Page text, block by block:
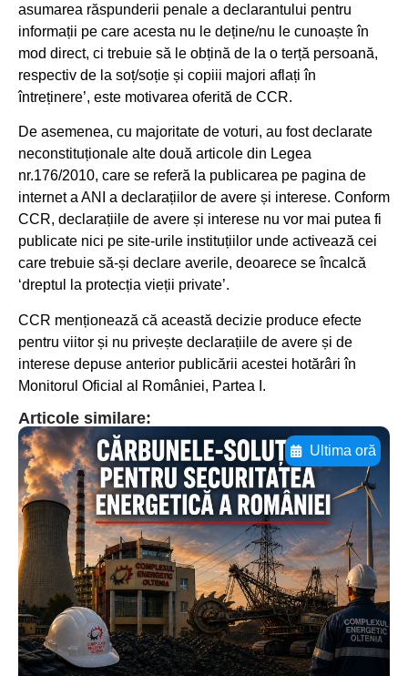
asumarea răspunderii penale a declarantului pentru
informații pe care acesta nu le deține/nu le cunoaște în
mod direct, ci trebuie să le obțină de la o terță persoană,
respectiv de la soț/soție și copiii majori aflați în
întreținere’, este motivarea oferită de CCR.
De asemenea, cu majoritate de voturi, au fost declarate
neconstituționale alte două articole din Legea
nr.176/2010, care se referă la publicarea pe pagina de
internet a ANI a declarațiilor de avere și interese. Conform
CCR, declarațiile de avere și interese nu vor mai putea fi
publicate nici pe site-urile instituțiilor unde activează cei
care trebuie să-și declare averile, deoarece se încalcă
‘dreptul la protecția vieții private’.
CCR menționează că această decizie produce efecte
pentru viitor și nu privește declarațiile de avere și de
interese depuse anterior publicării acestei hotărâri în
Monitorul Oficial al României, Partea I.
Articole similare:
Ultima oră
Adaugă aici textul pentru
subtitluAdaugă aici
textul pentru
subtitluAdaugă aici
textul pentru
subtitluAdaugă aici
textul pentru subti